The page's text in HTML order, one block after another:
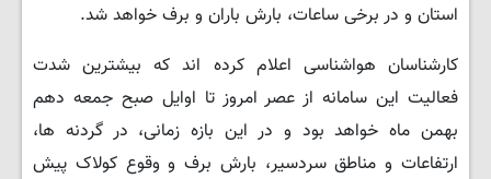
استان و در برخی ساعات، بارش باران و برف خواهد شد.
کارشناسان هواشناسی اعلام کرده اند که بیشترین شدت
فعالیت این سامانه از عصر امروز تا اوایل صبح جمعه دهم
بهمن ماه خواهد بود و در این بازه زمانی، در گردنه ها،
ارتفاعات و مناطق سردسیر، بارش برف و وقوع کولاک پیش